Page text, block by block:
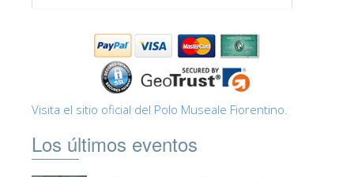
Visita el sitio oficial del Polo Museale Fiorentino.
Los últimos eventos